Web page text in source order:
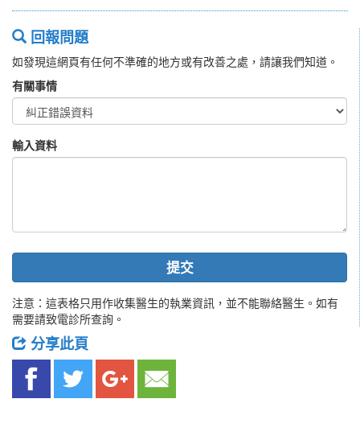
回報問題
如發現這網頁有任何不準確的地方或有改善之處，請讓我們知道。
有關事情
輸入資料
提交
注意：這表格只用作收集醫生的執業資訊，並不能聯絡醫生。如有
需要請致電診所查詢。
分享此頁